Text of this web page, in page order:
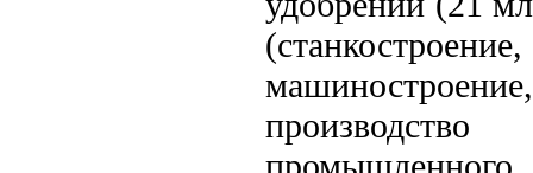
производство
промышленного